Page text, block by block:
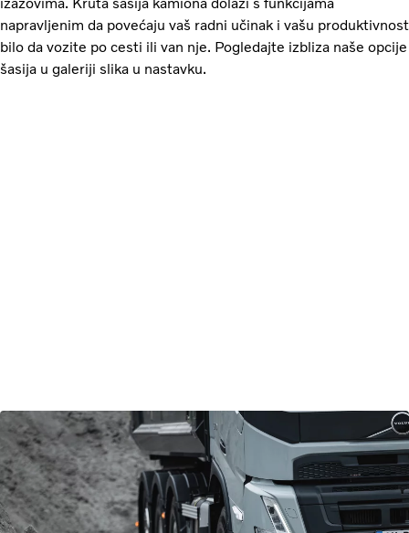
napravljenim da povećaju vaš radni učinak i vašu produktivnost
bilo da vozite po cesti ili van nje. Pogledajte izbliza naše opcije
šasija u galeriji slika u nastavku.